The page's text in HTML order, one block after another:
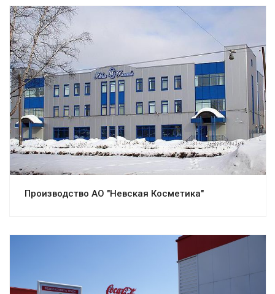
Смотреть проект
Производство АО "Невская Косметика"